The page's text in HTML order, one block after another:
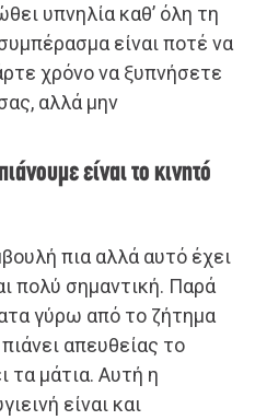
υπνηλία καθ’ όλη τη
είναι ποτέ να
χρόνο να ξυπνήσετε
αλλά μην
είναι το κινητό
πια αλλά αυτό έχει
πολύ σημαντική. Παρά
γύρω από το ζήτημα
απευθείας το
τα μάτια. Αυτή η
είναι και